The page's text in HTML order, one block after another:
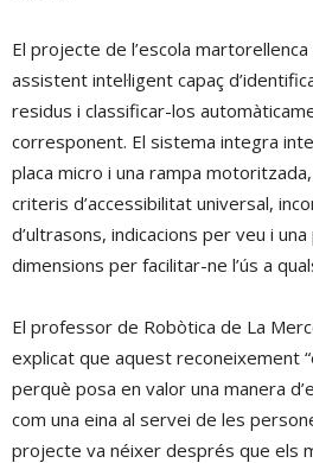
El projecte de l’escola
assistent intel·ligent capaç
residus i classificar-los
corresponent. El sistema integra
placa micro i una rampa
criteris d’accessibilitat universal,
d’ultrasons, indicacions per veu i
dimensions per facilitar-ne l’ús a
El professor de Robòtica de La
explicat que aquest reconeixement
perquè posa en valor una manera
com una eina al servei de les
projecte va néixer després que els